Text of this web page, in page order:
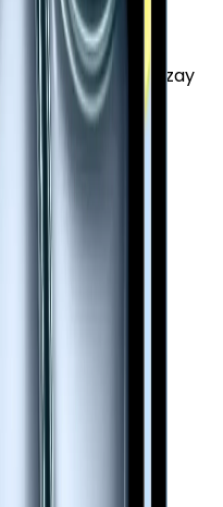
- 11 inç - Wi-Fi - Uzay
- 11 inç - Wi-Fi +
inç - GPS - Mavi